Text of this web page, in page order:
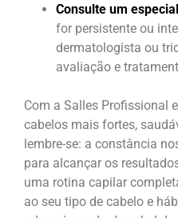
Consulte um
for persistente ou
dermatologista ou
avaliação e
Com a Salles Profissional
cabelos mais fortes,
lembre-se: a constância
para alcançar os
uma rotina capilar
ao seu tipo de cabelo e